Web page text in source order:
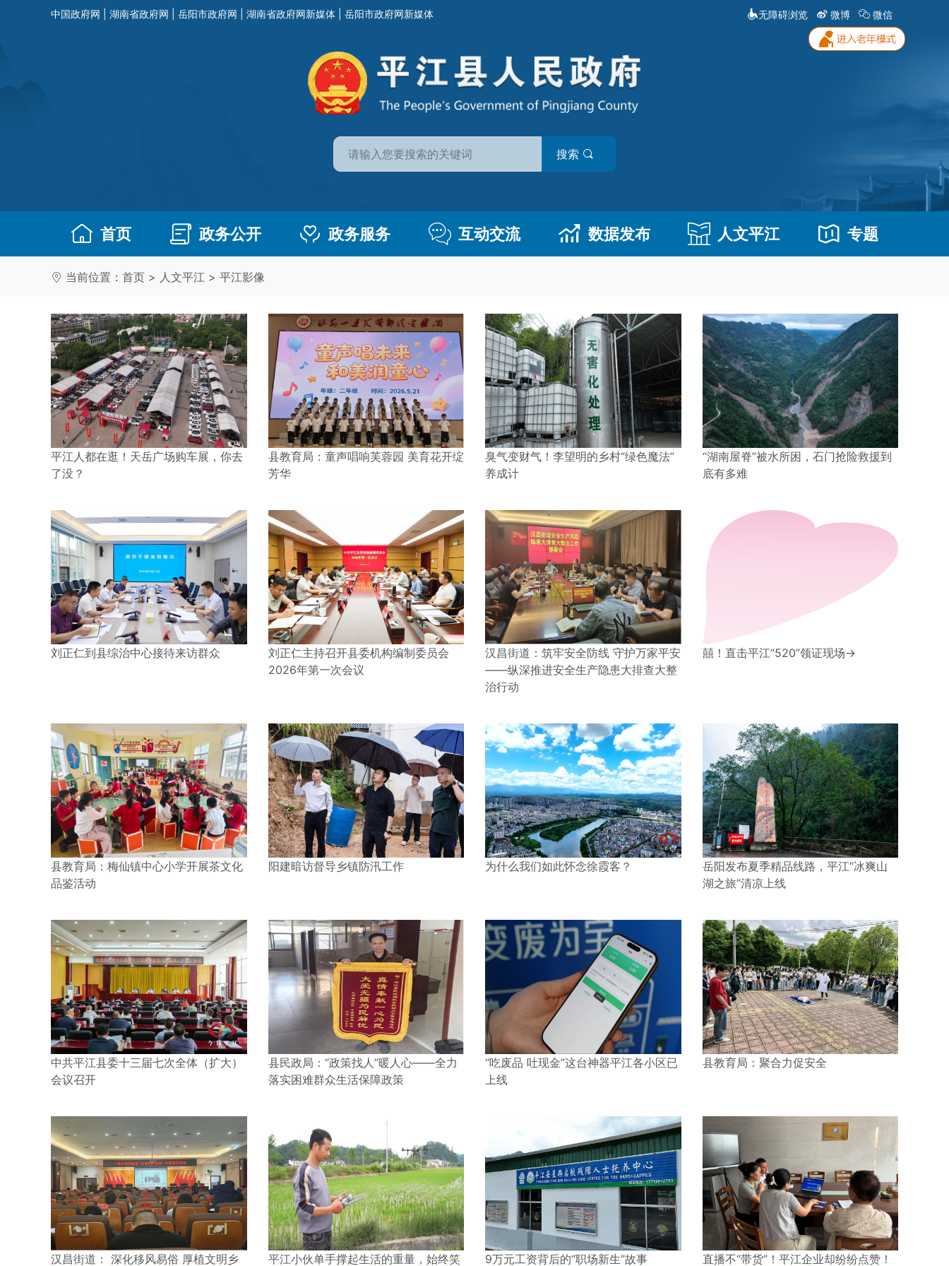
中国政府网 湖南省政府网 岳阳市政府网 湖南省政府网新媒体 岳阳市政府网新媒体 无障碍浏览 微博 微信
搜索
首页 政务公开 政务服务 互动交流 数据发布 人文平江 专题
当前位置： 首页 > 人文平江 > 平江影像
平江人都在逛！天岳广场购车展，你去
了没？
县教育局：童声唱响芙蓉园 美育花开绽
芳华
臭气变财气！李望明的乡村“绿色魔法”
养成计
“湖南屋脊”被水所困，石门抢险救援到
底有多难
刘正仁到县综治中心接待来访群众
刘正仁主持召开县委机构编制委员会
2026年第一次会议
汉昌街道：筑牢安全防线 守护万家平安
——纵深推进安全生产隐患大排查大整
治行动
囍！直击平江“520”领证现场→
县教育局：梅仙镇中心小学开展茶文化
品鉴活动
阳建暗访督导乡镇防汛工作 为什么我们如此怀念徐霞客？
岳阳发布夏季精品线路，平江“冰爽山
湖之旅”清凉上线
中共平江县委十三届七次全体（扩大）
会议召开
县民政局：“政策找人”暖人心——全力
落实困难群众生活保障政策
“吃废品 吐现金”这台神器平江各小区已
上线
县教育局：聚合力促安全
汉昌街道： 深化移风易俗 厚植文明乡 平江小伙单手撑起生活的重量，始终笑 9万元工资背后的“职场新生”故事 直播不“带货”！平江企业却纷纷点赞！